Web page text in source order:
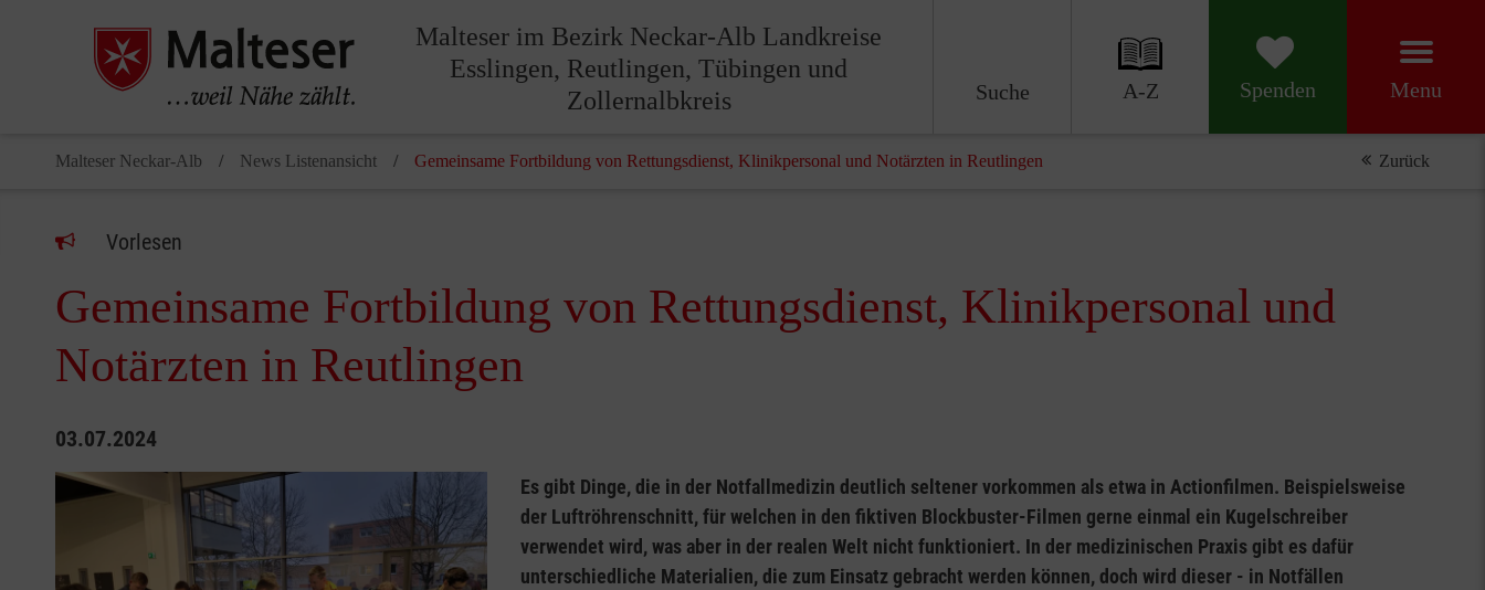
Malteser im Bezirk Neckar-Alb Landkreise
Esslingen, Reutlingen, Tübingen und
Zollernalbkreis
Suche A-Z Spenden Menu
Malteser Neckar-Alb News Listenansicht Gemeinsame Fortbildung von Rettungsdienst, Klinikpersonal und Notärzten in Reutlingen Zurück
Vorlesen
Gemeinsame Fortbildung von Rettungsdienst, Klinikpersonal und
Notärzten in Reutlingen
03.07.2024
Es gibt Dinge, die in der Notfallmedizin deutlich seltener vorkommen als etwa in Actionfilmen. Beispielsweise
der Luftröhrenschnitt, für welchen in den fiktiven Blockbuster-Filmen gerne einmal ein Kugelschreiber
verwendet wird, was aber in der realen Welt nicht funktioniert. In der medizinischen Praxis gibt es dafür
unterschiedliche Materialien, die zum Einsatz gebracht werden können, doch wird dieser - in Notfällen